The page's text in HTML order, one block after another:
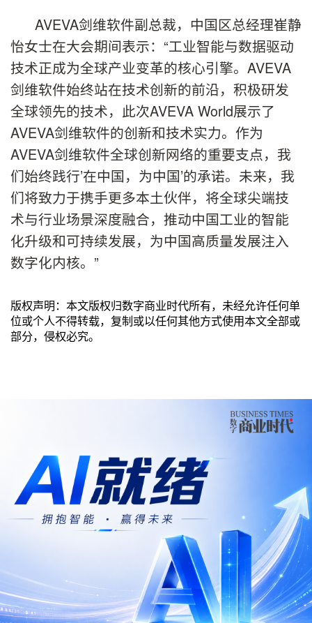
AVEVA剑维软件副总裁，中国区总经理崔静
怡女士在大会期间表示：“工业智能与数据驱动
技术正成为全球产业变革的核心引擎。AVEVA
剑维软件始终站在技术创新的前沿，积极研发
全球领先的技术，此次AVEVA World展示了
AVEVA剑维软件的创新和技术实力。作为
AVEVA剑维软件全球创新网络的重要支点，我
们始终践行’在中国，为中国’的承诺。未来，我
们将致力于携手更多本土伙伴，将全球尖端技
术与行业场景深度融合，推动中国工业的智能
化升级和可持续发展，为中国高质量发展注入
数字化内核。”
版权声明：本文版权归数字商业时代所有，未经允许任何单
位或个人不得转载，复制或以任何其他方式使用本文全部或
部分，侵权必究。